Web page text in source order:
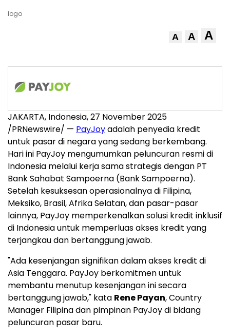
logo
A A A
JAKARTA, Indonesia,27 November 2025
/PRNewswire/ — PayJoyadalah penyedia kredit
untuk pasar di negara yang sedang berkembang.
Hari ini PayJoy mengumumkan peluncuran resmi di
Indonesia melalui kerja sama strategis dengan PT
Bank Sahabat Sampoerna (Bank Sampoerna).
Setelah kesuksesan operasionalnya di Filipina,
Meksiko, Brasil, Afrika Selatan, dan pasar-pasar
lainnya, PayJoy memperkenalkan solusi kredit inklusif
di Indonesiauntuk memperluas akses kredit yang
terjangkau dan bertanggung jawab.
"Ada kesenjangan signifikan dalam akses kredit di
Asia Tenggara. PayJoy berkomitmen untuk
membantu menutup kesenjangan ini secara
bertanggung jawab," kata Rene Payan, Country
Manager Filipina dan pimpinan PayJoy di bidang
peluncuran pasar baru.